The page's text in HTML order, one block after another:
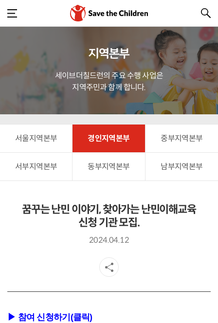
지역본부
세이브더칠드런의 주요 수행 사업은
지역주민과 함께 합니다.
서울지역본부 경인지역본부 중부지역본부
서부지역본부 동부지역본부 남부지역본부
꿈꾸는 난민 이야기, 찾아가는 난민이해교육
신청 기관 모집.
2024.04.12
▶ 참여 신청하기(클릭)